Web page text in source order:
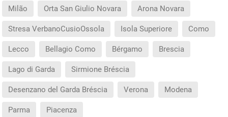
Milão Orta San Giulio Novara Arona Novara
Stresa VerbanoCusioOssola Isola Superiore Como
Lecco Bellagio Como Bérgamo Brescia
Lago di Garda Sirmione Bréscia
Desenzano del Garda Bréscia Verona Modena
Parma Piacenza